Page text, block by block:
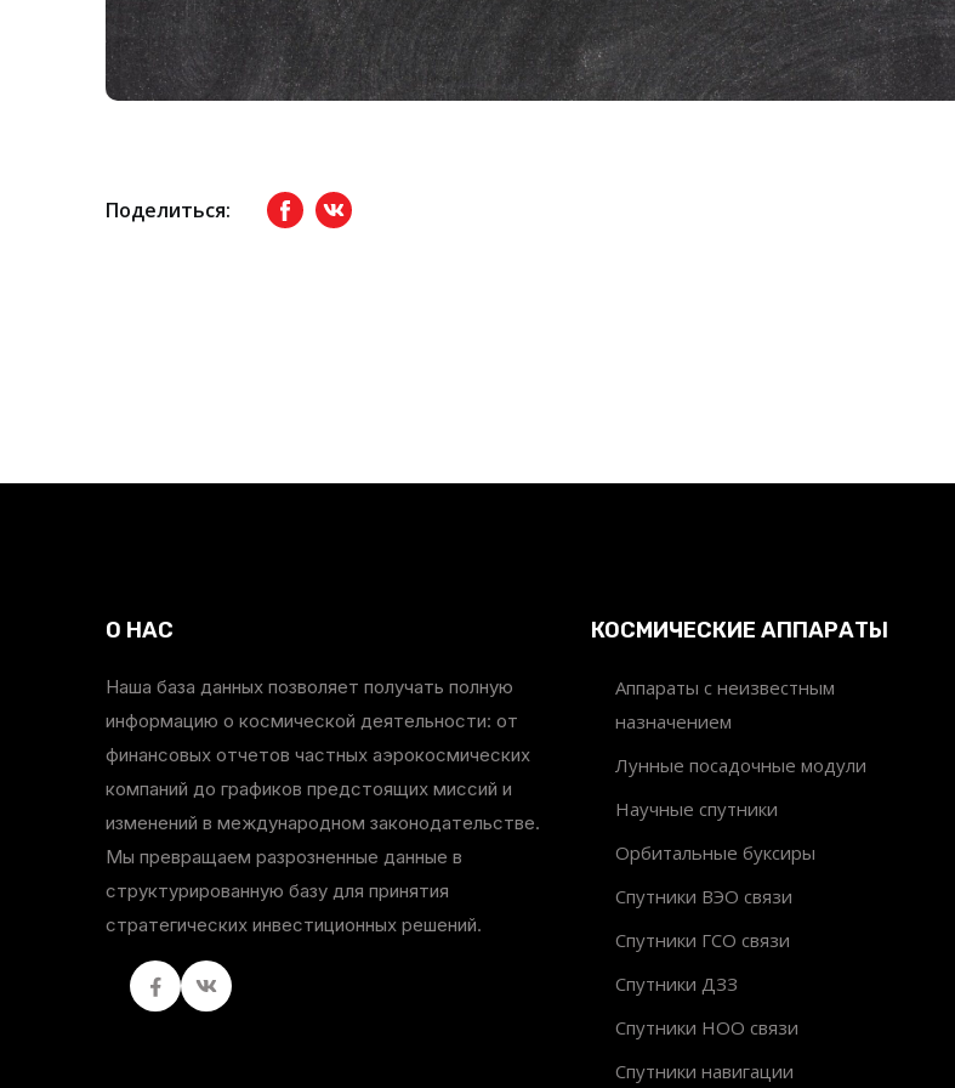
Поделиться: FacebookвКонтакте
О НАС
Наша база данных позволяет получать полную
информацию о космической деятельности: от
финансовых отчетов частных аэрокосмических
компаний до графиков предстоящих миссий и
изменений в международном законодательстве.
Мы превращаем разрозненные данные в
структурированную базу для принятия
стратегических инвестиционных решений.
FacebookвКонтакте
КОСМИЧЕСКИЕ АППАРАТЫ
Аппараты с неизвестным
назначением
Лунные посадочные модули
Научные спутники
Орбитальные буксиры
Спутники ВЭО связи
Спутники ГСО связи
Спутники ДЗЗ
Спутники НОО связи
Спутники навигации